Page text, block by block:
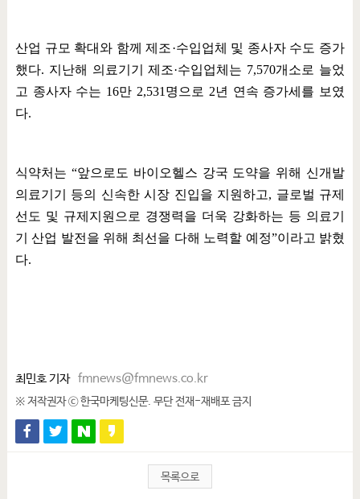
산업 규모 확대와 함께 제조·수입업체 및 종사자 수도 증가
했다. 지난해 의료기기 제조·수입업체는 7,570개소로 늘었
고 종사자 수는 16만 2,531 명으로 2년 연속 증가세를 보였
다.
식약처는 “앞으로도 바이오헬스 강국 도약을 위해 신개발
의료기기 등의 신속한 시장 진입을 지원하고, 글로벌 규제
선도 및 규제지원으로 경쟁력을 더욱 강화하는 등 의료기
기 산업 발전을 위해 최선을 다해 노력할 예정”이라고 밝혔
다.
최민호 기자 fmnews@fmnews.co.kr
※ 저작권자 ⓒ 한국마케팅신문. 무단 전재-재배포 금지
목록으로